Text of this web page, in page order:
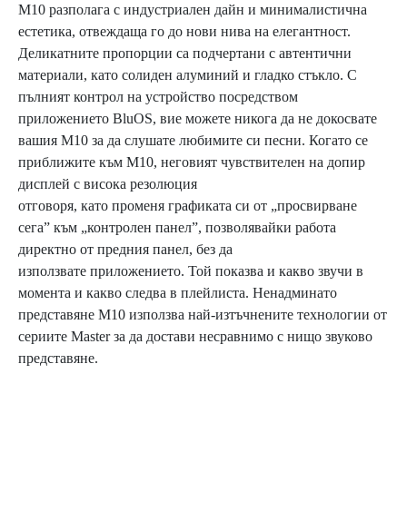
M10 разполага с индустриален дайн и минималистична
естетика, отвеждаща го до нови нива на елегантност.
Деликатните пропорции са подчертани с автентични
материали, като солиден алуминий и гладко стъкло. С
пълният контрол на устройство посредством
приложението BluOS, вие можете никога да не докосвате
вашия M10 за да слушате любимите си песни. Когато се
приближите към M10, неговият чувствителен на допир
дисплей с висока резолюция
отговоря, като променя графиката си от „просвирване
сега” към „контролен панел”, позволявайки работа
директно от предния панел, без да
използвате приложението. Той показва и какво звучи в
момента и какво следва в плейлиста. Ненадминато
представяне M10 използва най-изтъчнените технологии от
сериите Master за да достави несравнимо с нищо звуково
представяне.